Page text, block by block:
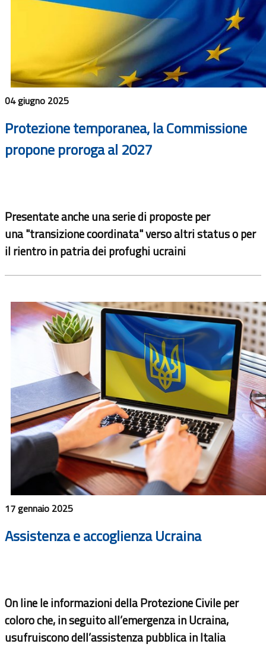
04 giugno 2025
Protezione temporanea, la Commissione
propone proroga al 2027
Presentate anche una serie di proposte per
una "transizione coordinata" verso altri status o per
il rientro in patria dei profughi ucraini
17 gennaio 2025
Assistenza e accoglienza Ucraina
On line le informazioni della Protezione Civile per
coloro che, in seguito all’emergenza in Ucraina,
usufruiscono dell’assistenza pubblica in Italia